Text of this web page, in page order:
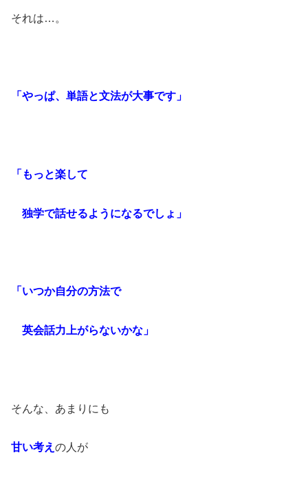
それは…。
「やっぱ、単語と文法が大事です」
「もっと楽して
独学で話せるようになるでしょ」
「いつか自分の方法で
英会話力上がらないかな」
そんな、あまりにも
甘い考え の人が